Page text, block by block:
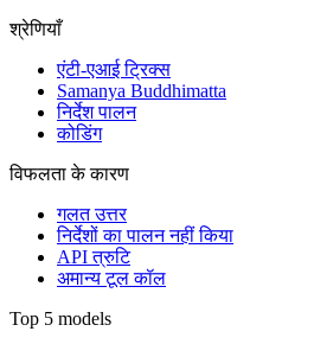
श्रेणियाँ
एंटी-एआई ट्रिक्स
Samanya Buddhimatta
निर्देश पालन
कोडिंग
विफलता के कारण
गलत उत्तर
निर्देशों का पालन नहीं किया
API त्रुटि
अमान्य टूल कॉल
Top 5 models